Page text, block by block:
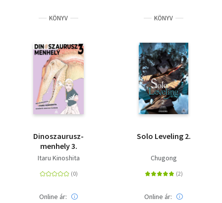
KÖNYV
Dinoszaurusz-
menhely 3.
Itaru Kinoshita
Online ár:
KÖNYV
Solo Leveling 2.
Chugong
Online ár: